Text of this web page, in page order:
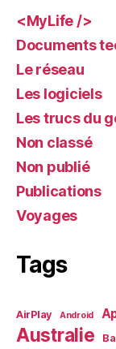
<MyLife />
Documents
Le réseau
Les logiciels
Les trucs du
Non classé
Non publié
Publications
Voyages
Tags
AirPlay Android
Australie